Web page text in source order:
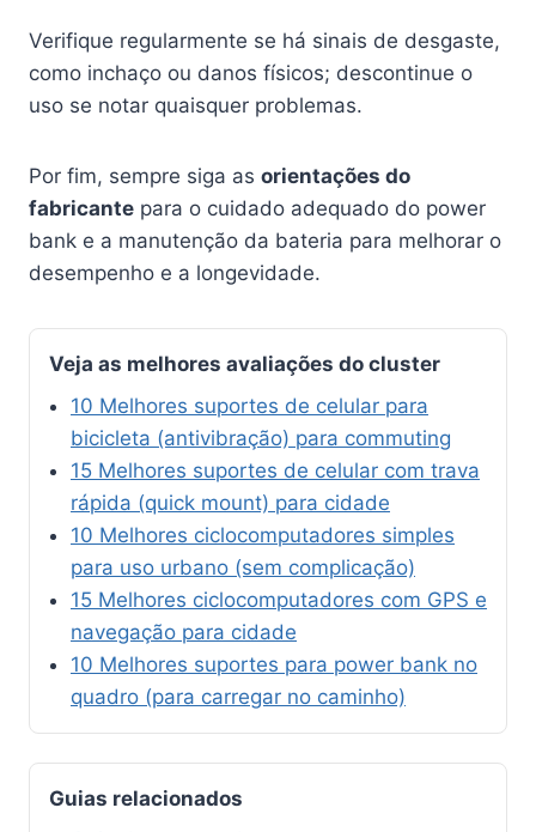
Verifique regularmente se há sinais de desgaste,
como inchaço ou danos físicos; descontinue o
uso se notar quaisquer problemas.
Por fim, sempre siga as orientações do
fabricante para o cuidado adequado do power
bank e a manutenção da bateria para melhorar o
desempenho e a longevidade.
Veja as melhores avaliações do cluster
10 Melhores suportes de celular para
bicicleta (antivibração) para commuting
15 Melhores suportes de celular com trava
rápida (quick mount) para cidade
10 Melhores ciclocomputadores simples
para uso urbano (sem complicação)
15 Melhores ciclocomputadores com GPS e
navegação para cidade
10 Melhores suportes para power bank no
quadro (para carregar no caminho)
Guias relacionados